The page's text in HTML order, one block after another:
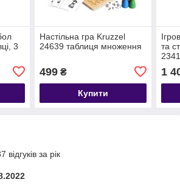
3
Настільна гра Kruzzel
24639 таблиця множення
499₴
Купити
та
1
за рік